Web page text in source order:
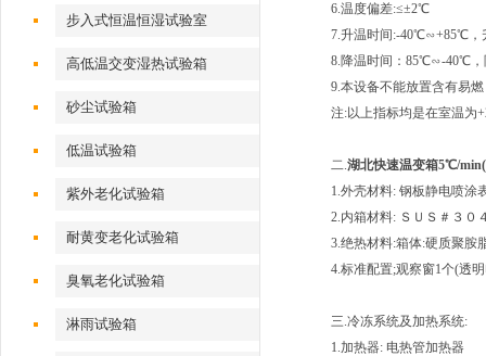
步入式恒温恒湿试验室
高低温交变湿热试验箱
砂尘试验箱
低温试验箱
紫外老化试验箱
耐黄变老化试验箱
臭氧老化试验箱
淋雨试验箱
6.温度偏差:≤±2℃
7.升温时间:-40℃∽+85℃，
8.降温时间：85℃∽-40℃，
9.本设备不能放置含有易
注:以上指标均是在室温为
二.湖北快速温变箱5℃/
1.外壳材料: 钢板静电喷涂
2.内箱材料: ＳＵＳ＃３０
3.绝热材料:箱体:硬质聚胺
4.标准配置;观察窗1个(透
三.冷冻系统及加热系统:
1.加热器: 电热管加热器